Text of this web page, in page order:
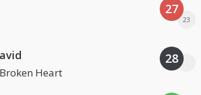
Heart
27
23
28